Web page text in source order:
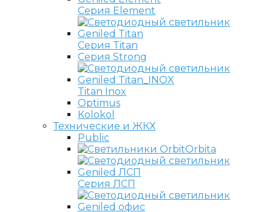
Серия Element
Серия Titan
Серия Strong
Titan Inox
Optimus
Kolokol
Технические и ЖКХ
Public
Orbita
Серия ЛСП